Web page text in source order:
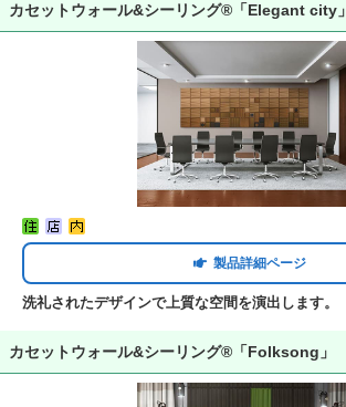
カセットウォール&シーリング®「Elegant city」
製品詳細ページ
洗礼されたデザインで上質な空間を演出します。
カセットウォール&シーリング®「Folksong」